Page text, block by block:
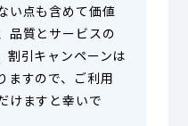
い点も含めて価値
品質とサービスの
割引キャンペーンは
ますので、ご利用
けますと幸いで